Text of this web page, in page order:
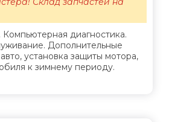
Компьютерная диагностика.
Дополнительные
установка защиты мотора,
к зимнему периоду.